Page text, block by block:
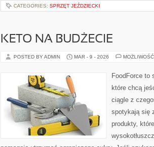
CATEGORIES: SPRZĘT JEŹDZIECKI
KETO NA BUDŻECIE
POSTED BY ADMIN MAR - 9 - 2026
FoodForce to
które chcą
ciągle z
spotykają się
produkty,